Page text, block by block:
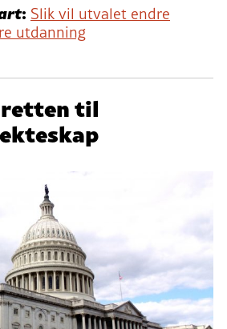
: Slik vil utvalet endre
utdanning
retten til